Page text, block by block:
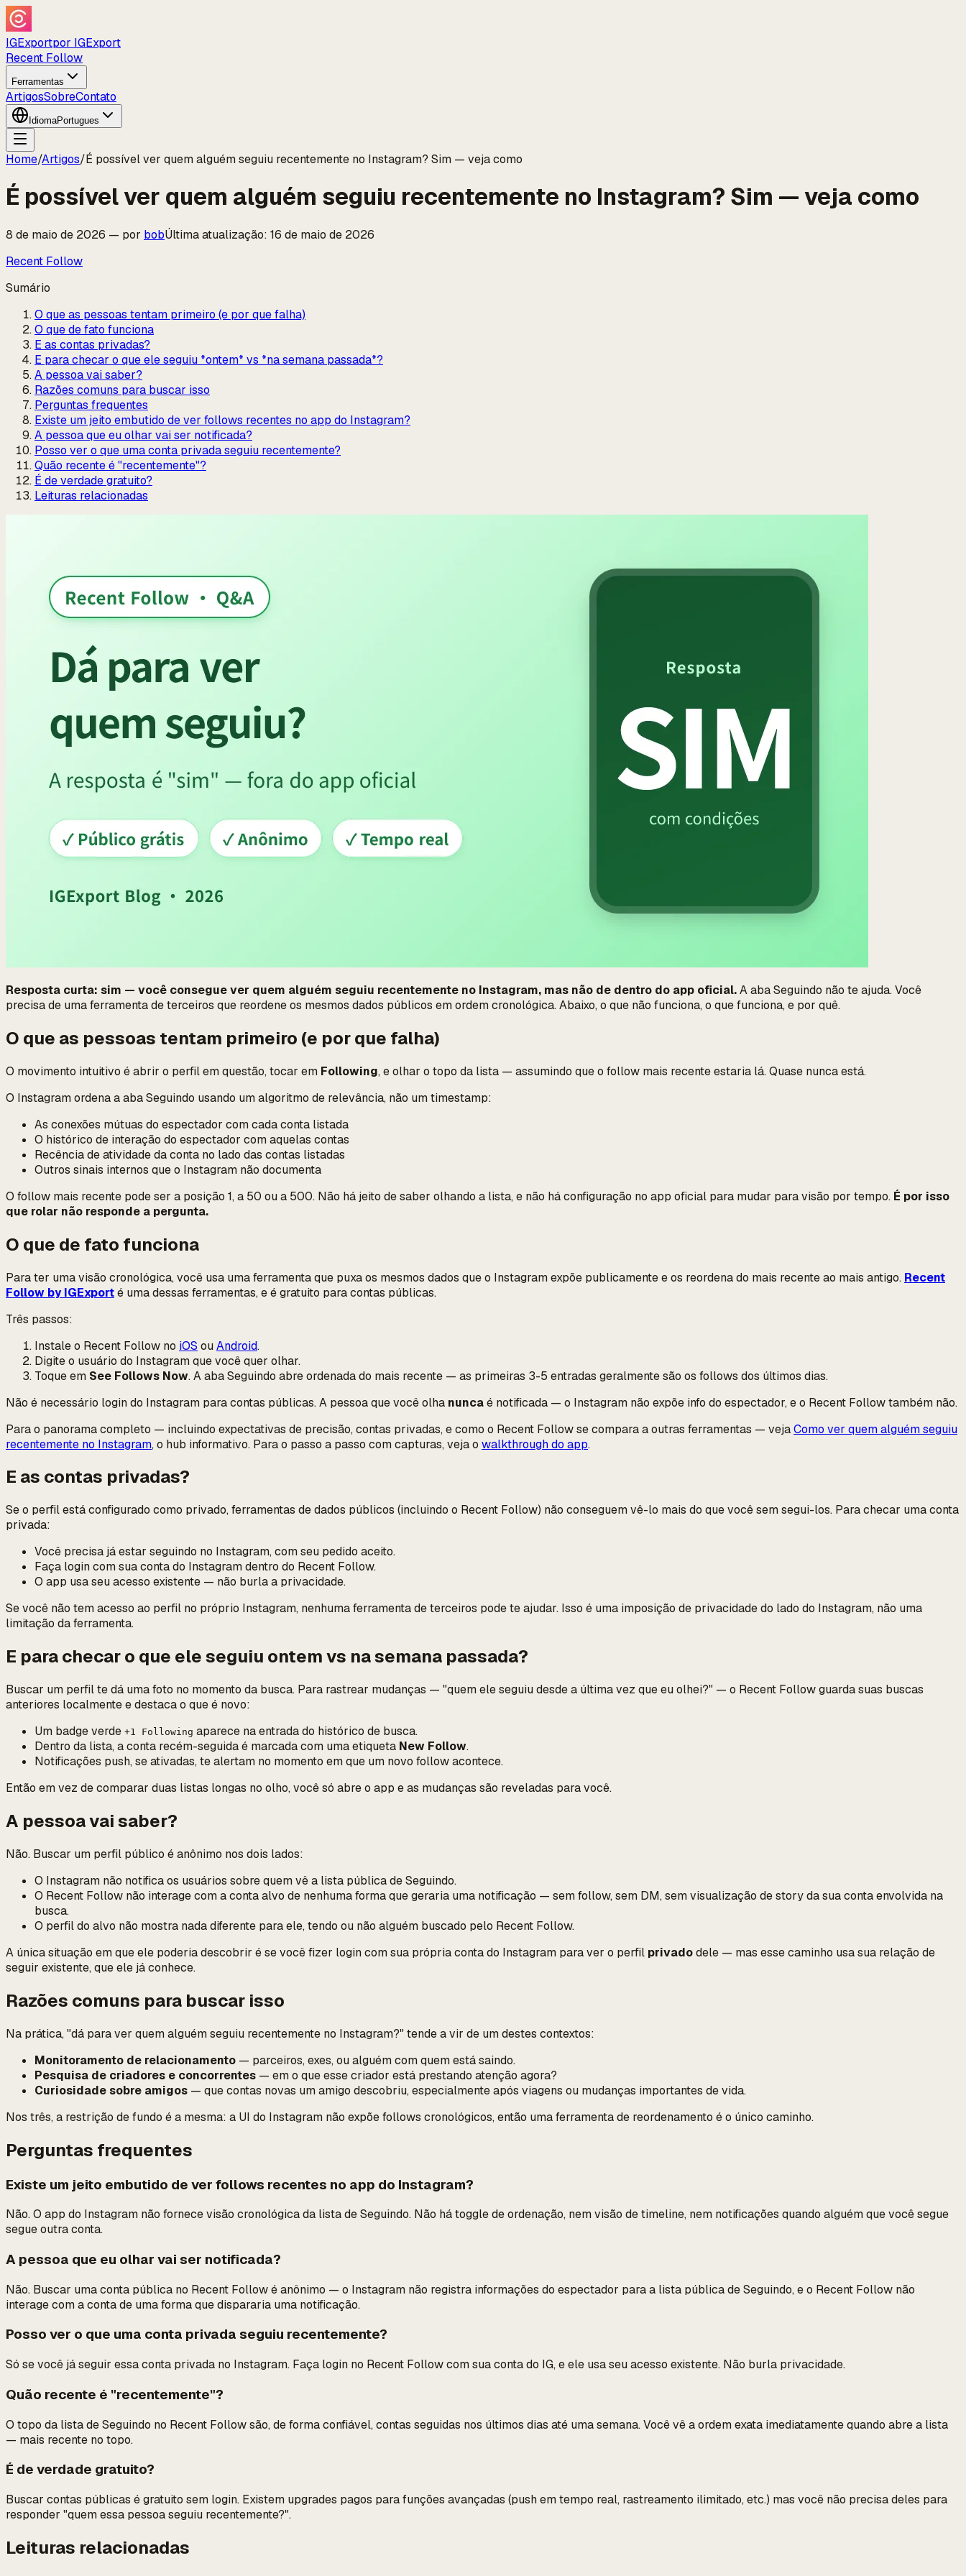
IGExportpor IGExport
Recent Follow
Ferramentas
ArtigosSobreContato
IdiomaPortugues
Home/Artigos/É possível ver quem alguém seguiu recentemente no Instagram? Sim — veja como
É possível ver quem alguém seguiu recentemente no Instagram? Sim — veja como
8 de maio de 2026 — por bobÚltima atualização: 16 de maio de 2026
Recent Follow
Sumário
O que as pessoas tentam primeiro (e por que falha)
O que de fato funciona
E as contas privadas?
E para checar o que ele seguiu *ontem* vs *na semana passada*?
A pessoa vai saber?
Razões comuns para buscar isso
Perguntas frequentes
Existe um jeito embutido de ver follows recentes no app do Instagram?
A pessoa que eu olhar vai ser notificada?
Posso ver o que uma conta privada seguiu recentemente?
Quão recente é "recentemente"?
É de verdade gratuito?
Leituras relacionadas
Resposta curta: sim — você consegue ver quem alguém seguiu recentemente no Instagram, mas não de dentro do app oficial.A aba Seguindo não te ajuda. Você
precisa de uma ferramenta de terceiros que reordene os mesmos dados públicos em ordem cronológica. Abaixo, o que não funciona, o que funciona, e por quê.
O que as pessoas tentam primeiro (e por que falha)
O movimento intuitivo é abrir o perfil em questão, tocar em Following, e olhar o topo da lista — assumindo que o follow mais recente estaria lá. Quase nunca está.
O Instagram ordena a aba Seguindo usando um algoritmo de relevância, não um timestamp:
As conexões mútuas do espectador com cada conta listada
O histórico de interação do espectador com aquelas contas
Recência de atividade da conta no lado das contas listadas
Outros sinais internos que o Instagram não documenta
O follow mais recente pode ser a posição 1, a 50 ou a 500. Não há jeito de saber olhando a lista, e não há configuração no app oficial para mudar para visão por tempo. É por isso
que rolar não responde a pergunta.
O que de fato funciona
Para ter uma visão cronológica, você usa uma ferramenta que puxa os mesmos dados que o Instagram expõe publicamente e os reordena do mais recente ao mais antigo. Recent
Follow by IGExporté uma dessas ferramentas, e é gratuito para contas públicas.
Três passos:
Instale o Recent Follow no iOS ouAndroid.
Digite o usuário do Instagram que você quer olhar.
Toque em See Follows Now. A aba Seguindo abre ordenada do mais recente — as primeiras 3-5 entradas geralmente são os follows dos últimos dias.
Não é necessário login do Instagram para contas públicas. A pessoa que você olha nuncaé notificada — o Instagram não expõe info do espectador, e o Recent Follow também não.
Para o panorama completo — incluindo expectativas de precisão, contas privadas, e como o Recent Follow se compara a outras ferramentas — vejaComo ver quem alguém seguiu
recentemente no Instagram, o hub informativo. Para o passo a passo com capturas, veja o walkthrough do app.
E as contas privadas?
Se o perfil está configurado como privado, ferramentas de dados públicos (incluindo o Recent Follow) não conseguem vê-lo mais do que você sem segui-los. Para checar uma conta
privada:
Você precisa já estar seguindo no Instagram, com seu pedido aceito.
Faça login com sua conta do Instagram dentro do Recent Follow.
O app usa seu acesso existente — não burla a privacidade.
Se você não tem acesso ao perfil no próprio Instagram, nenhuma ferramenta de terceiros pode te ajudar. Isso é uma imposição de privacidade do lado do Instagram, não uma
limitação da ferramenta.
E para checar o que ele seguiu ontemvs na semana passada?
Buscar um perfil te dá uma foto no momento da busca. Para rastrear mudanças — "quem ele seguiu desde a última vez que eu olhei?" — o Recent Follow guarda suas buscas
anteriores localmente e destaca o que é novo:
Um badge verde +1 Following aparece na entrada do histórico de busca.
Dentro da lista, a conta recém-seguida é marcada com uma etiqueta New Follow.
Notificações push, se ativadas, te alertam no momento em que um novo follow acontece.
Então em vez de comparar duas listas longas no olho, você só abre o app e as mudanças são reveladas para você.
A pessoa vai saber?
Não. Buscar um perfil público é anônimo nos dois lados:
O Instagram não notifica os usuários sobre quem vê a lista pública de Seguindo.
O Recent Follow não interage com a conta alvo de nenhuma forma que geraria uma notificação — sem follow, sem DM, sem visualização de story da sua conta envolvida na
busca.
O perfil do alvo não mostra nada diferente para ele, tendo ou não alguém buscado pelo Recent Follow.
A única situação em que ele poderia descobrir é se você fizer login com sua própria conta do Instagram para ver o perfil privadodele — mas esse caminho usasua relação de
seguir existente, que ele já conhece.
Razões comuns para buscar isso
Na prática, "dá para ver quem alguém seguiu recentemente no Instagram?" tende a vir de um destes contextos:
Monitoramento de relacionamento — parceiros, exes, ou alguém com quem está saindo.
Pesquisa de criadores e concorrentes — em o que esse criador está prestando atenção agora?
Curiosidade sobre amigos — que contas novas um amigo descobriu, especialmente após viagens ou mudanças importantes de vida.
Nos três, a restrição de fundo é a mesma: a UI do Instagram não expõe follows cronológicos, então uma ferramenta de reordenamento é o único caminho.
Perguntas frequentes
Existe um jeito embutido de ver follows recentes no app do Instagram?
Não. O app do Instagram não fornece visão cronológica da lista de Seguindo. Não há toggle de ordenação, nem visão de timeline, nem notificações quando alguém que você segue
segue outra conta.
A pessoa que eu olhar vai ser notificada?
Não. Buscar uma conta pública no Recent Follow é anônimo — o Instagram não registra informações do espectador para a lista pública de Seguindo, e o Recent Follow não
interage com a conta de uma forma que dispararia uma notificação.
Posso ver o que uma conta privada seguiu recentemente?
Só se você já seguir essa conta privada no Instagram. Faça login no Recent Follow com sua conta do IG, e ele usa seu acesso existente. Não burla privacidade.
Quão recente é "recentemente"?
O topo da lista de Seguindo no Recent Follow são, de forma confiável, contas seguidas nos últimos dias até uma semana. Você vê a ordem exata imediatamente quando abre a lista
— mais recente no topo.
É de verdade gratuito?
Buscar contas públicas é gratuito sem login. Existem upgrades pagos para funções avançadas (push em tempo real, rastreamento ilimitado, etc.) mas você não precisa deles para
responder "quem essa pessoa seguiu recentemente?".
Leituras relacionadas